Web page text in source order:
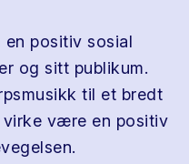
en positiv sosial
og sitt publikum.
til et bredt
virke være en positiv